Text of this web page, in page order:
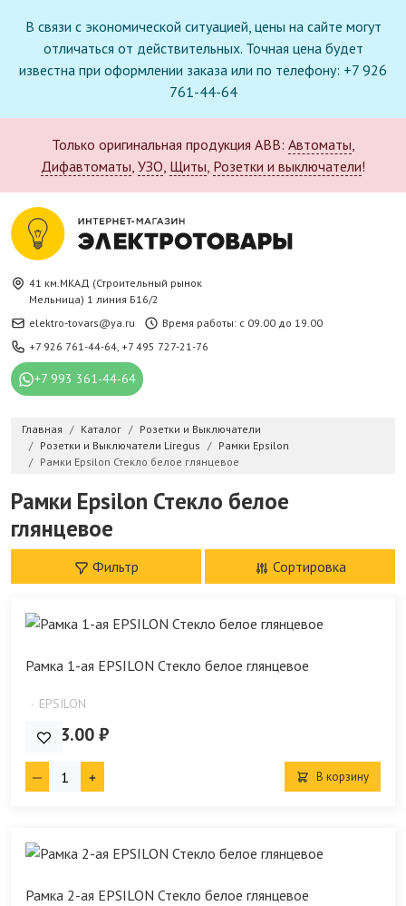
В связи с экономической ситуацией, цены на сайте могут
отличаться от действительных. Точная цена будет
известна при оформлении заказа или по телефону: +7 926
761-44-64
Только оригинальная продукция ABB: Автоматы,
Дифавтоматы, УЗО, Щиты, Розетки и выключатели!
41 км.МКАД (Строительный рынок
Мельница) 1 линия Б16/2
elektro-tovars@ya.ru
Время работы: с 09.00 до 19.00
+7 926 761-44-64, +7 495 727-21-76
+7 993 361-44-64
Главная Каталог
Розетки и Выключатели
Розетки и Выключатели Liregus
Рамки Epsilon
Рамки Epsilon Стекло белое глянцевое
Рамки Epsilon Стекло белое
глянцевое
Фильтр Сортировка
Рамка 1-ая EPSILON Стекло белое глянцевое
EPSILON
1 523.00 ₽
В корзину
Рамка 2-ая EPSILON Стекло белое глянцевое